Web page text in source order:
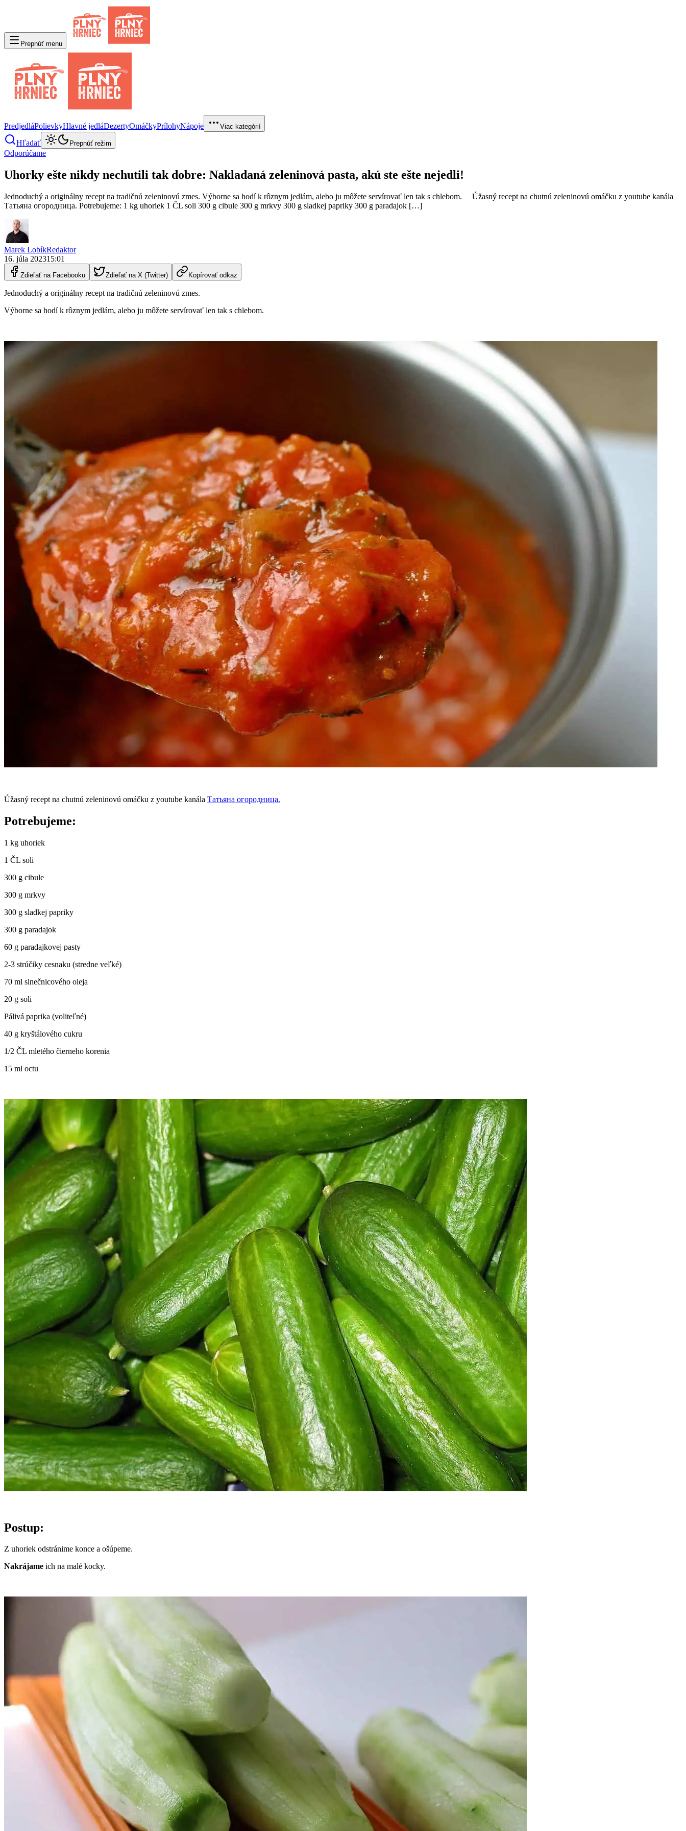
Prepnúť menu
PredjedláPolievkyHlavné jedláDezertyOmáčkyPrílohyNápoje Viac kategórií
Hľadať Prepnúť režim
Odporúčame
Uhorky ešte nikdy nechutili tak dobre: Nakladaná zeleninová pasta, akú ste ešte nejedli!
Jednoduchý a originálny recept na tradičnú zeleninovú zmes. Výborne sa hodí k rôznym jedlám, alebo ju môžete servírovať len tak s chlebom. Úžasný recept na chutnú zeleninovú omáčku z youtube kanála
Татьяна огородница. Potrebujeme: 1 kg uhoriek 1 ČL soli 300 g cibule 300 g mrkvy 300 g sladkej papriky 300 g paradajok […]
Marek LobíkRedaktor
16. júla 202315:01
Zdieľať na Facebooku Zdieľať na X (Twitter) Kopírovať odkaz
Jednoduchý a originálny recept na tradičnú zeleninovú zmes.
Výborne sa hodí k rôznym jedlám, alebo ju môžete servírovať len tak s chlebom.
Úžasný recept na chutnú zeleninovú omáčku z youtube kanála Татьяна огородница.
Potrebujeme:
1 kg uhoriek
1 ČL soli
300 g cibule
300 g mrkvy
300 g sladkej papriky
300 g paradajok
60 g paradajkovej pasty
2-3 strúčiky cesnaku (stredne veľké)
70 ml slnečnicového oleja
20 g soli
Pálivá paprika (voliteľné)
40 g kryštálového cukru
1/2 ČL mletého čierneho korenia
15 ml octu
Postup:
Z uhoriek odstránime konce a ošúpeme.
Nakrájame ich na malé kocky.